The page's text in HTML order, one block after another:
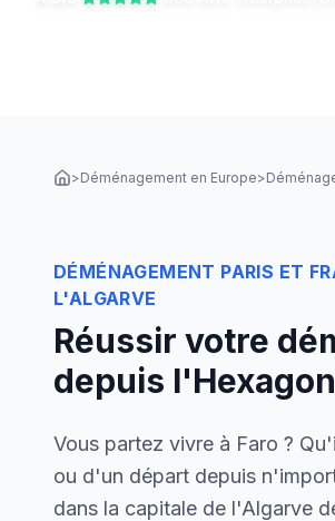
>Déménagement en Europe>
DÉMÉNAGEMENT PARIS ET
L'ALGARVE
Réussir votre
depuis
Vous partez vivre à Faro ?
ou d'un départ depuis
dans la capitale de l'Algarve